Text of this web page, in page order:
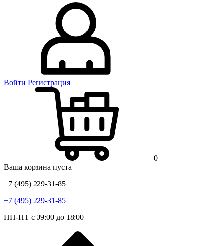
Войти Регистрация
0
Ваша корзина пуста
+7 (495) 229-31-85
+7 (495) 229-31-85
ПН-ПТ с 09:00 до 18:00